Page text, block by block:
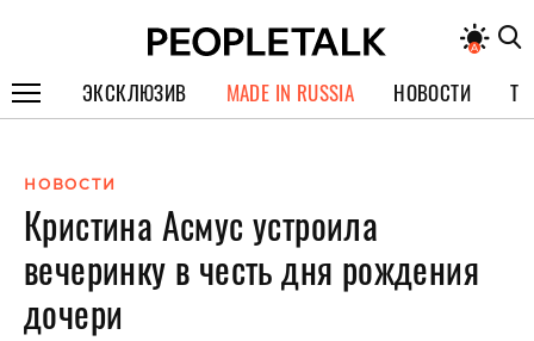
ЭКСКЛЮЗИВ
СПЕЦПРОЕКТЫ
ИНТЕРВЬЮ
ПОКОЛЕНИЕ
MADE IN RUSSIA НОВОСТИ
НОВОСТИ
Кристина Асмус устроила
вечеринку в честь дня рождения
дочери